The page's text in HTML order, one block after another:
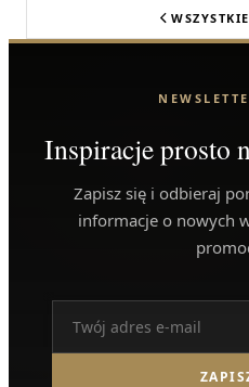
Inspiracje prosto
Zapisz się i odbieraj
informacje o nowych